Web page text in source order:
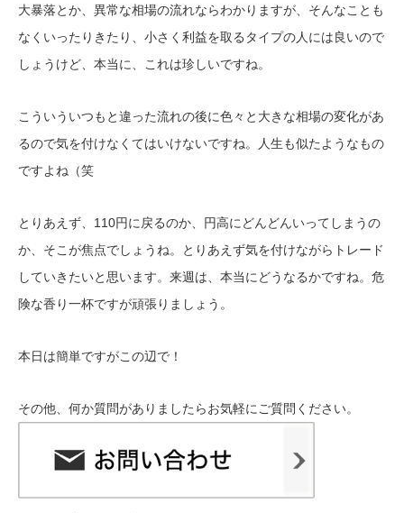
大暴落とか、異常な相場の流れならわかりますが、そんなことも
なくいったりきたり、小さく利益を取るタイプの人には良いので
しょうけど、本当に、これは珍しいですね。
こういういつもと違った流れの後に色々と大きな相場の変化があ
るので気を付けなくてはいけないですね。人生も似たようなもの
ですよね（笑
とりあえず、110円に戻るのか、円高にどんどんいってしまうの
か、そこが焦点でしょうね。とりあえず気を付けながらトレード
していきたいと思います。来週は、本当にどうなるかですね。危
険な香り一杯ですが頑張りましょう。
本日は簡単ですがこの辺で！
その他、何か質問がありましたらお気軽にご質問ください。